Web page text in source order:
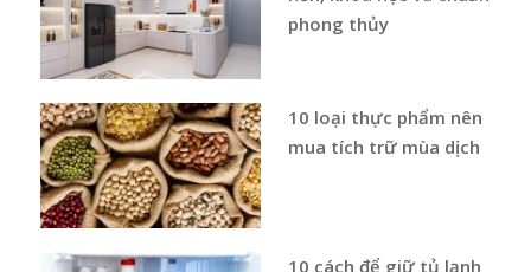
phong thủy
10 loại thực phẩm nên
mua tích trữ mùa dịch
10 cách để giữ tủ lạnh